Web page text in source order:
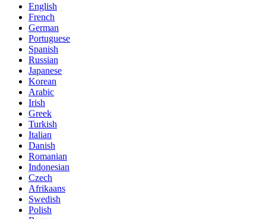
English
French
German
Portuguese
Spanish
Russian
Japanese
Korean
Arabic
Irish
Greek
Turkish
Italian
Danish
Romanian
Indonesian
Czech
Afrikaans
Swedish
Polish